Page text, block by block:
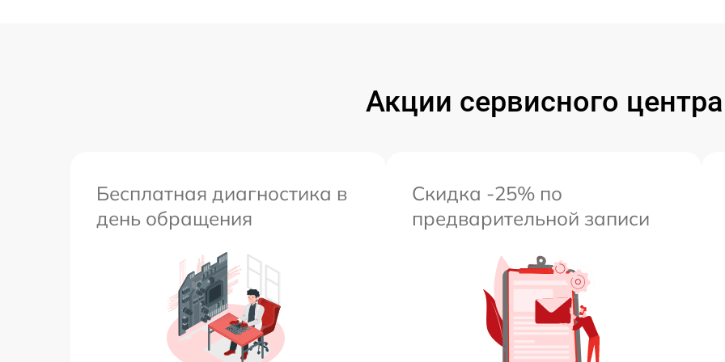
Акции сервисного центра
Бесплатная диагностика в
день обращения
Скидка -25% по
предварительной записи